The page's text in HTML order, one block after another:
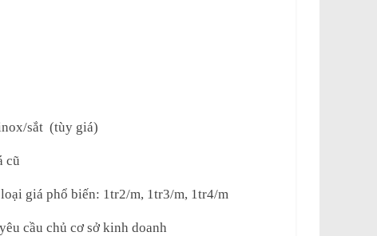
sắt (tùy giá)
cũ
giá phổ biến: 1tr2/m, 1tr3/m, 1tr4/m
cầu chủ cơ sở kinh doanh